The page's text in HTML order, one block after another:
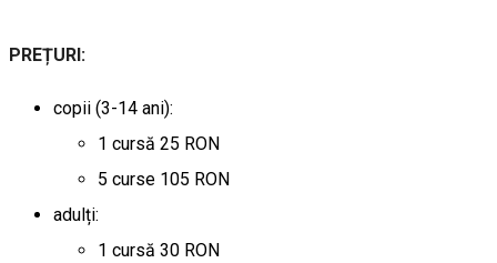
PREȚURI:
copii (3-14 ani):
1 cursă 25 RON
5 curse 105 RON
adulți:
1 cursă 30 RON